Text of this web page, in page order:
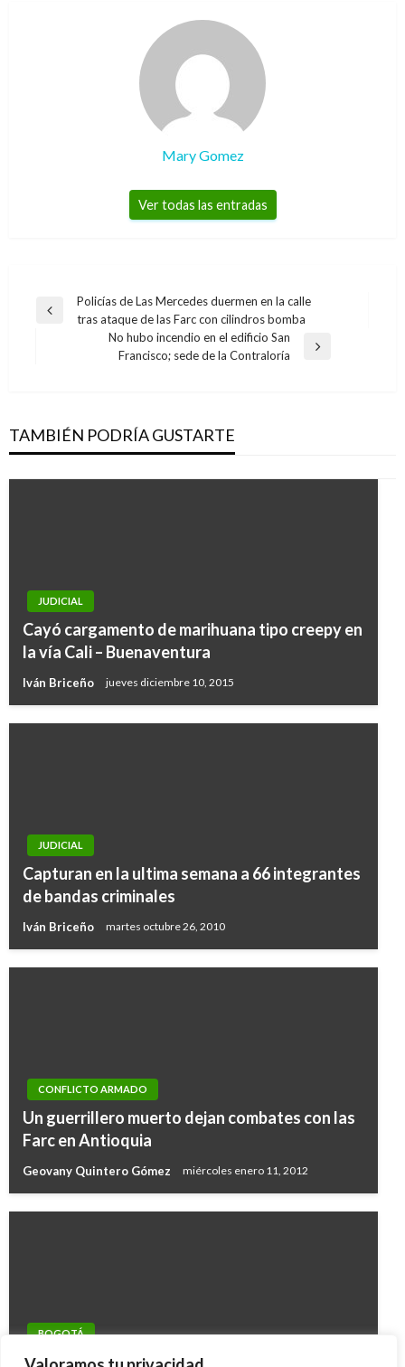
Mary Gomez
Ver todas las entradas
Navegación
Entrada
Policías de Las Mercedes duermen en la calle
tras ataque de las Farc con cilindros bomba
No hubo incendio en el edificio San
Francisco; sede de la Contraloría
TAMBIÉN PODRÍA GUSTARTE
JUDICIAL
Cayó cargamento de marihuana tipo creepy en
la vía Cali – Buenaventura
Iván Briceño jueves diciembre 10, 2015
JUDICIAL
Capturan en la ultima semana a 66 integrantes
de bandas criminales
Iván Briceño martes octubre 26, 2010
CONFLICTO ARMADO
Un guerrillero muerto dejan combates con las
Farc en Antioquia
Geovany Quintero Gómez miércoles enero 11, 2012
BOGOTÁ
El IDU comienza a recuperar anticipos del